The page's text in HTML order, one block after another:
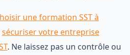
une formation SST à
sécuriser votre entreprise
. Ne laissez pas un contrôle ou